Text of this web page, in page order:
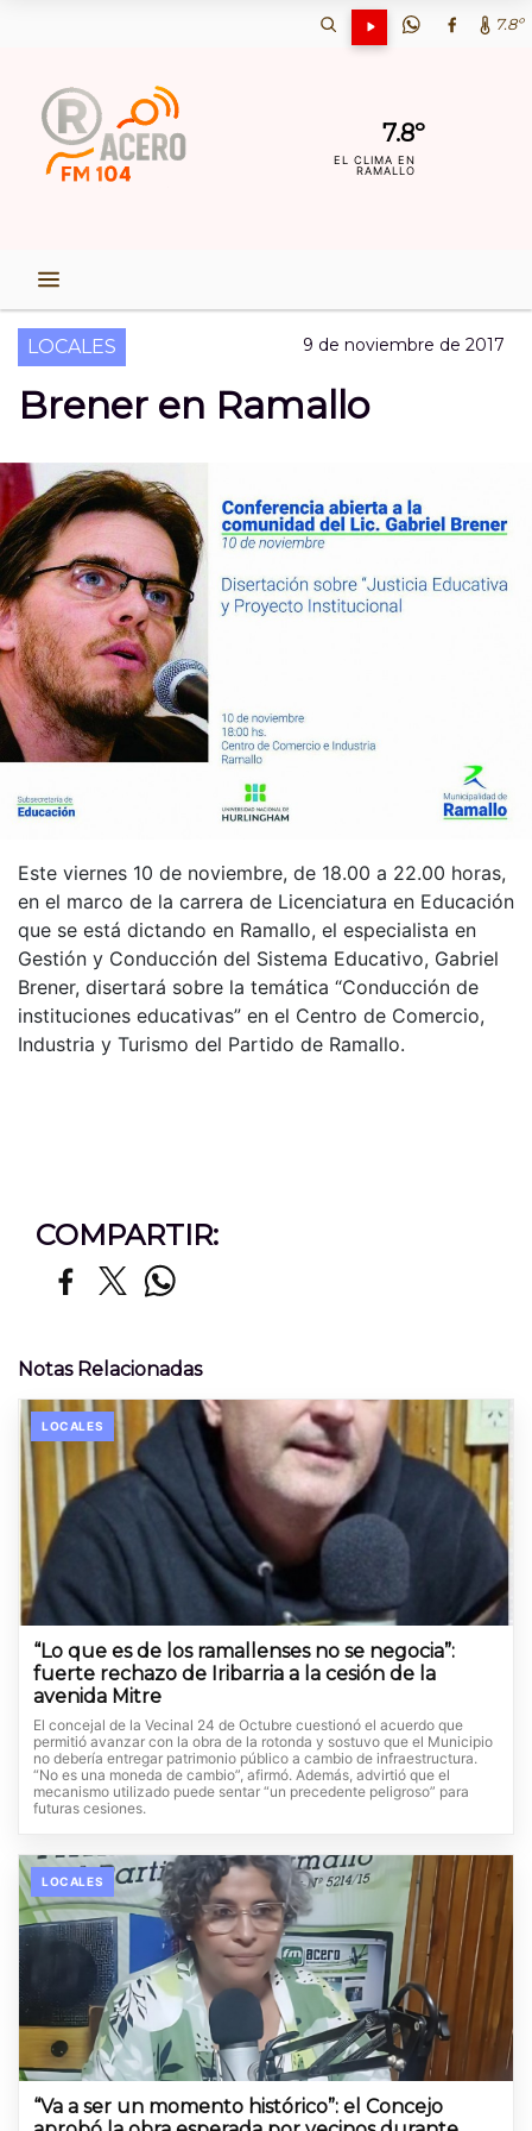
7.8º
7.8º
EL CLIMA EN
RAMALLO
LOCALES 9 de noviembre de 2017
Brener en Ramallo
Este viernes 10 de noviembre, de 18.00 a 22.00 horas,
en el marco de la carrera de Licenciatura en Educación
que se está dictando en Ramallo, el especialista en
Gestión y Conducción del Sistema Educativo, Gabriel
Brener, disertará sobre la temática “Conducción de
instituciones educativas” en el Centro de Comercio,
Industria y Turismo del Partido de Ramallo.
COMPARTIR:
Notas Relacionadas
LOCALES
“Lo que es de los ramallenses no se negocia”:
fuerte rechazo de Iribarria a la cesión de la
avenida Mitre
El concejal de la Vecinal 24 de Octubre cuestionó el acuerdo que
permitió avanzar con la obra de la rotonda y sostuvo que el Municipio
no debería entregar patrimonio público a cambio de infraestructura.
“No es una moneda de cambio”, afirmó. Además, advirtió que el
mecanismo utilizado puede sentar “un precedente peligroso” para
futuras cesiones.
LOCALES
“Va a ser un momento histórico”: el Concejo